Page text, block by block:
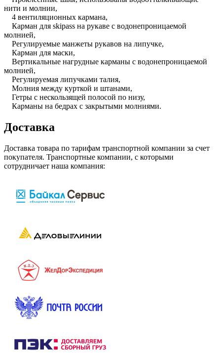
нити и молнии,
4 вентиляционных кармана,
Карман для skipass на рукаве с водонепроницаемой
молнией,
Регулируемые манжеты рукавов на липучке,
Карман для маски,
Вертикальные нагрудные карманы с водонепроницаемой
молнией,
Регулируемая липучками талия,
Молния между курткой и штанами,
Гетры с нескользящей полосой по низу,
Карманы на бедрах с закрытыми молниями.
Доставка
Доставка товара по тарифам транспортной компании за счет
покупателя. Транспортные компании, с которыми
сотрудничает наша компания: